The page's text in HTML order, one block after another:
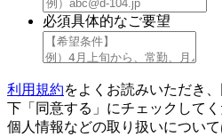
必須具体的なご要望
利用規約をよくお読みいただき
下「同意する」にチェックしてく
個人情報などの取り扱いについて